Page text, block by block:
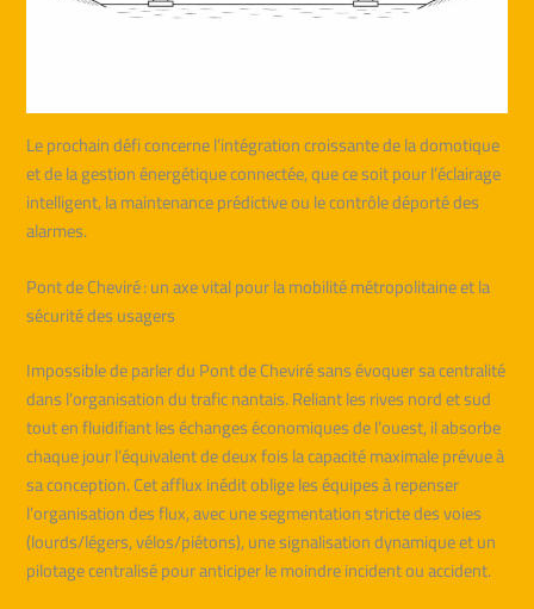
Le prochain défi concerne l’intégration croissante de la domotique
et de la gestion énergétique connectée, que ce soit pour l’éclairage
intelligent, la maintenance prédictive ou le contrôle déporté des
alarmes.
Pont de Cheviré : un axe vital pour la mobilité métropolitaine et la
sécurité des usagers
Impossible de parler du Pont de Cheviré sans évoquer sa centralité
dans l’organisation du trafic nantais. Reliant les rives nord et sud
tout en fluidifiant les échanges économiques de l’ouest, il absorbe
chaque jour l’équivalent de deux fois la capacité maximale prévue à
sa conception. Cet afflux inédit oblige les équipes à repenser
l’organisation des flux, avec une segmentation stricte des voies
(lourds/légers, vélos/piétons), une signalisation dynamique et un
pilotage centralisé pour anticiper le moindre incident ou accident.